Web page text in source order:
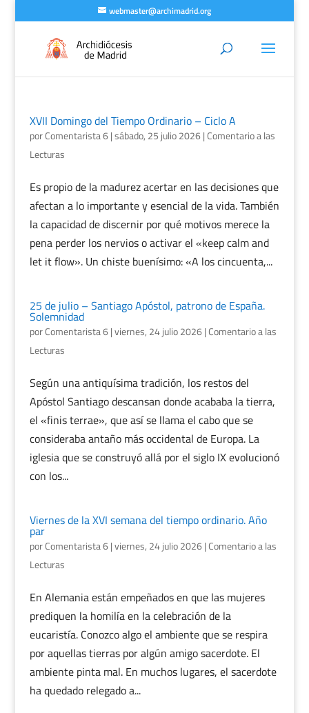
webmaster@archimadrid.org
XVII Domingo del Tiempo Ordinario – Ciclo A
porComentarista 6|sábado, 25 julio 2026|Comentario a las
Lecturas
Es propio de la madurez acertar en las decisiones que
afectan a lo importante y esencial de la vida. También
la capacidad de discernir por qué motivos merece la
pena perder los nervios o activar el «keep calm and
let it flow». Un chiste buenísimo: «A los cincuenta,...
25 de julio – Santiago Apóstol, patrono de España.
Solemnidad
porComentarista 6|viernes, 24 julio 2026|Comentario a las
Lecturas
Según una antiquísima tradición, los restos del
Apóstol Santiago descansan donde acababa la tierra,
el «finis terrae», que así se llama el cabo que se
consideraba antaño más occidental de Europa. La
iglesia que se construyó allá por el siglo IX evolucionó
con los...
Viernes de la XVI semana del tiempo ordinario. Año
par
porComentarista 6|viernes, 24 julio 2026|Comentario a las
Lecturas
En Alemania están empeñados en que las mujeres
prediquen la homilía en la celebración de la
eucaristía. Conozco algo el ambiente que se respira
por aquellas tierras por algún amigo sacerdote. El
ambiente pinta mal. En muchos lugares, el sacerdote
ha quedado relegado a...